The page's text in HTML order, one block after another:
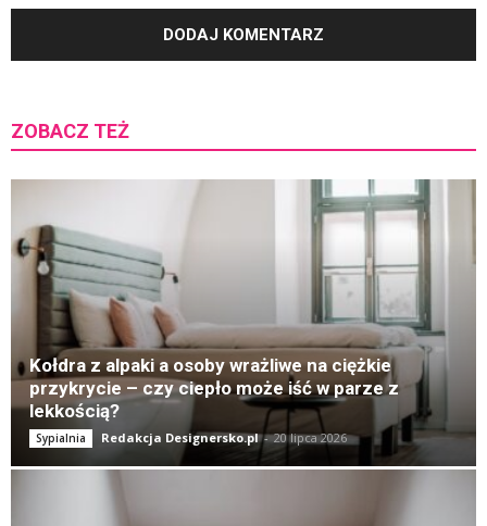
ZOBACZ TEŻ
Kołdra z alpaki a osoby wrażliwe na ciężkie
przykrycie – czy ciepło może iść w parze z
lekkością?
Sypialnia Redakcja Designersko.pl - 20 lipca 2026